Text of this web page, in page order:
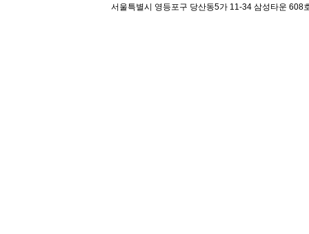
서울특별시 영등포구 당산동5가 11-34 삼성타운